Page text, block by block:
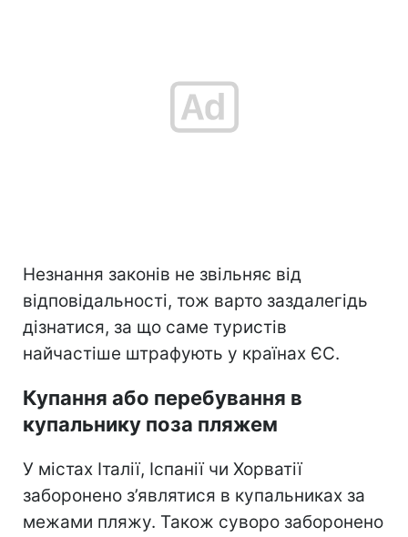
Незнання законів не звільняє від
відповідальності, тож варто заздалегідь
дізнатися, за що саме туристів
найчастіше штрафують у країнах ЄС.
Купання або перебування в
купальнику поза пляжем
У містах Італії, Іспанії чи Хорватії
заборонено з’являтися в купальниках за
межами пляжу. Також суворо заборонено